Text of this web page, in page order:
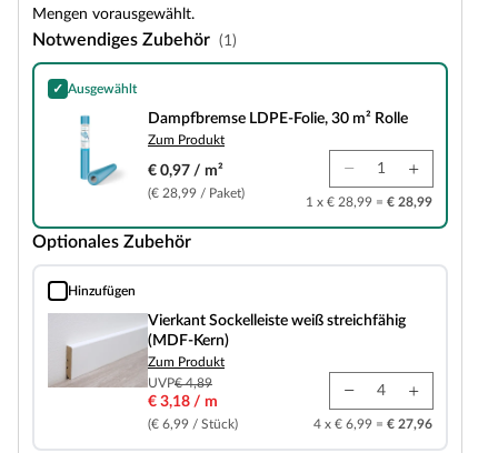
Mengen vorausgewählt.
Notwendiges Zubehör (1)
✓ Ausgewählt
Dampfbremse LDPE-Folie, 30 m² Rolle
Dampfbremse LDPE-Folie, 30 m² Rolle
Zum Produkt
€ 0,97 / m²
(€ 28,99 / Paket)
1 x € 28,99 = € 28,99
Optionales Zubehör
Hinzufügen
Vierkant Sockelleiste weiß streichfähig (MDF-Kern)
Vierkant Sockelleiste weiß streichfähig
(MDF-Kern)
Zum Produkt
UVP€ 4,89
€ 3,18 / m
(€ 6,99 / Stück) 4 x € 6,99 = € 27,96